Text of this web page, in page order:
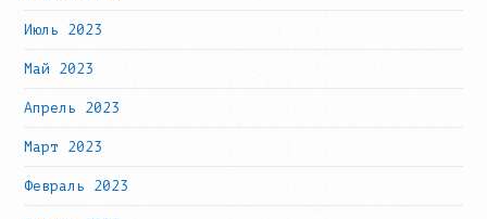
Июль 2023
Май 2023
Апрель 2023
Март 2023
Февраль 2023